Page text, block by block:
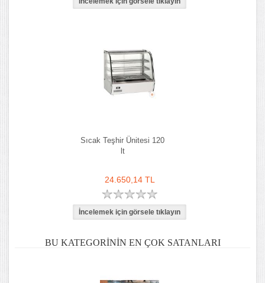
Sıcak Teşhir Ünitesi 120
lt
24.650,14 TL
BU KATEGORININ EN ÇOK SATANLARI